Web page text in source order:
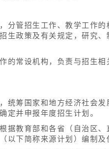
分管招生工作、教学工作
生政策及有关规定，研究
的常设机构，负责与招生
统筹国家和地方经济社会
定并申报年度招生计划。
据教育部和各省（自治区
以下简称来源计划）编制